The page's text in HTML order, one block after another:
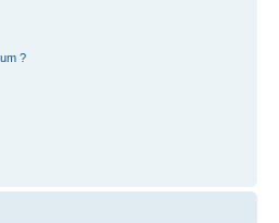
?